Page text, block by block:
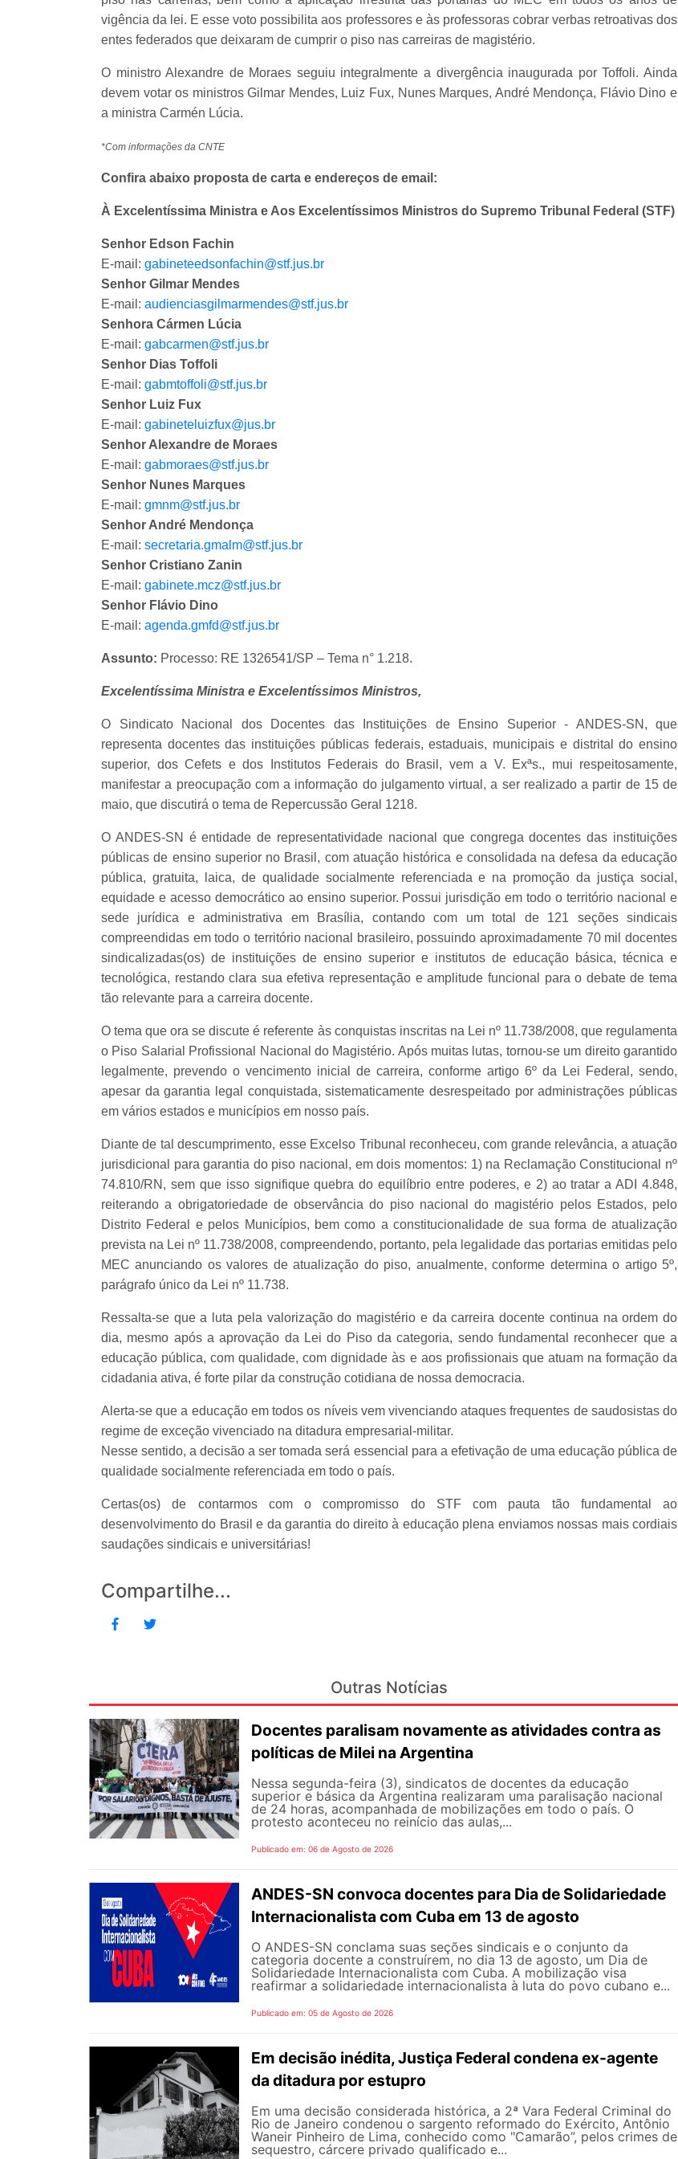
vigência da lei. E esse voto possibilita aos professores e às professoras cobrar verbas retroativas dos
entes federados que deixaram de cumprir o piso nas carreiras de magistério.
O ministro Alexandre de Moraes seguiu integralmente a divergência inaugurada por Toffoli. Ainda
devem votar os ministros Gilmar Mendes, Luiz Fux, Nunes Marques, André Mendonça, Flávio Dino e
a ministra Carmén Lúcia.
*Com informações da CNTE
Confira abaixo proposta de carta e endereços de email:
À Excelentíssima Ministra e Aos Excelentíssimos Ministros do Supremo Tribunal Federal (STF)
Senhor Edson Fachin
E-mail: gabineteedsonfachin@stf.jus.br
Senhor Gilmar Mendes
E-mail: audienciasgilmarmendes@stf.jus.br
Senhora Cármen Lúcia
E-mail: gabcarmen@stf.jus.br
Senhor Dias Toffoli
E-mail: gabmtoffoli@stf.jus.br
Senhor Luiz Fux
E-mail: gabineteluizfux@jus.br
Senhor Alexandre de Moraes
E-mail: gabmoraes@stf.jus.br
Senhor Nunes Marques
E-mail: gmnm@stf.jus.br
Senhor André Mendonça
E-mail: secretaria.gmalm@stf.jus.br
Senhor Cristiano Zanin
E-mail: gabinete.mcz@stf.jus.br
Senhor Flávio Dino
E-mail: agenda.gmfd@stf.jus.br
Assunto: Processo: RE 1326541/SP – Tema n° 1.218.
Excelentíssima Ministra e Excelentíssimos Ministros,
O Sindicato Nacional dos Docentes das Instituições de Ensino Superior - ANDES-SN, que
representa docentes das instituições públicas federais, estaduais, municipais e distrital do ensino
superior, dos Cefets e dos Institutos Federais do Brasil, vem a V. Exªs., mui respeitosamente,
manifestar a preocupação com a informação do julgamento virtual, a ser realizado a partir de 15 de
maio, que discutirá o tema de Repercussão Geral 1218.
O ANDES-SN é entidade de representatividade nacional que congrega docentes das instituições
públicas de ensino superior no Brasil, com atuação histórica e consolidada na defesa da educação
pública, gratuita, laica, de qualidade socialmente referenciada e na promoção da justiça social,
equidade e acesso democrático ao ensino superior. Possui jurisdição em todo o território nacional e
sede jurídica e administrativa em Brasília, contando com um total de 121 seções sindicais
compreendidas em todo o território nacional brasileiro, possuindo aproximadamente 70 mil docentes
sindicalizadas(os) de instituições de ensino superior e institutos de educação básica, técnica e
tecnológica, restando clara sua efetiva representação e amplitude funcional para o debate de tema
tão relevante para a carreira docente.
O tema que ora se discute é referente às conquistas inscritas na Lei nº 11.738/2008, que regulamenta
o Piso Salarial Profissional Nacional do Magistério. Após muitas lutas, tornou-se um direito garantido
legalmente, prevendo o vencimento inicial de carreira, conforme artigo 6º da Lei Federal, sendo,
apesar da garantia legal conquistada, sistematicamente desrespeitado por administrações públicas
em vários estados e municípios em nosso país.
Diante de tal descumprimento, esse Excelso Tribunal reconheceu, com grande relevância, a atuação
jurisdicional para garantia do piso nacional, em dois momentos: 1) na Reclamação Constitucional nº
74.810/RN, sem que isso signifique quebra do equilíbrio entre poderes, e 2) ao tratar a ADI 4.848,
reiterando a obrigatoriedade de observância do piso nacional do magistério pelos Estados, pelo
Distrito Federal e pelos Municípios, bem como a constitucionalidade de sua forma de atualização
prevista na Lei nº 11.738/2008, compreendendo, portanto, pela legalidade das portarias emitidas pelo
MEC anunciando os valores de atualização do piso, anualmente, conforme determina o artigo 5º,
parágrafo único da Lei nº 11.738.
Ressalta-se que a luta pela valorização do magistério e da carreira docente continua na ordem do
dia, mesmo após a aprovação da Lei do Piso da categoria, sendo fundamental reconhecer que a
educação pública, com qualidade, com dignidade às e aos profissionais que atuam na formação da
cidadania ativa, é forte pilar da construção cotidiana de nossa democracia.
Alerta-se que a educação em todos os níveis vem vivenciando ataques frequentes de saudosistas do
regime de exceção vivenciado na ditadura empresarial-militar.
Nesse sentido, a decisão a ser tomada será essencial para a efetivação de uma educação pública de
qualidade socialmente referenciada em todo o país.
Certas(os) de contarmos com o compromisso do STF com pauta tão fundamental ao
desenvolvimento do Brasil e da garantia do direito à educação plena enviamos nossas mais cordiais
saudações sindicais e universitárias!
Compartilhe...
Outras Notícias
Docentes paralisam novamente as atividades contra as
políticas de Milei na Argentina
Nessa segunda-feira (3), sindicatos de docentes da educação
superior e básica da Argentina realizaram uma paralisação nacional
de 24 horas, acompanhada de mobilizações em todo o país. O
protesto aconteceu no reinício das aulas,...
Publicado em: 06 de Agosto de 2026
ANDES-SN convoca docentes para Dia de Solidariedade
Internacionalista com Cuba em 13 de agosto
O ANDES-SN conclama suas seções sindicais e o conjunto da
categoria docente a construírem, no dia 13 de agosto, um Dia de
Solidariedade Internacionalista com Cuba. A mobilização visa
reafirmar a solidariedade internacionalista à luta do povo cubano e...
Publicado em: 05 de Agosto de 2026
Em decisão inédita, Justiça Federal condena ex-agente
da ditadura por estupro
Em uma decisão considerada histórica, a 2ª Vara Federal Criminal do
Rio de Janeiro condenou o sargento reformado do Exército, Antônio
Waneir Pinheiro de Lima, conhecido como "Camarão”, pelos crimes de
sequestro, cárcere privado qualificado e...